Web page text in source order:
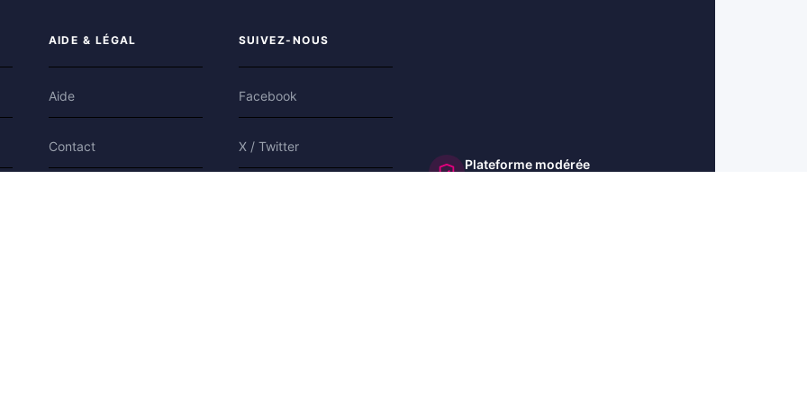
AIDE & LÉGAL
Aide
Contact
SUIVEZ-NOUS
Facebook
X / Twitter
Plateforme modérée